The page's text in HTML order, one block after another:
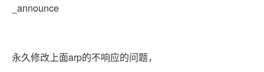
_announce
永久修改上面arp的不响应的问题，